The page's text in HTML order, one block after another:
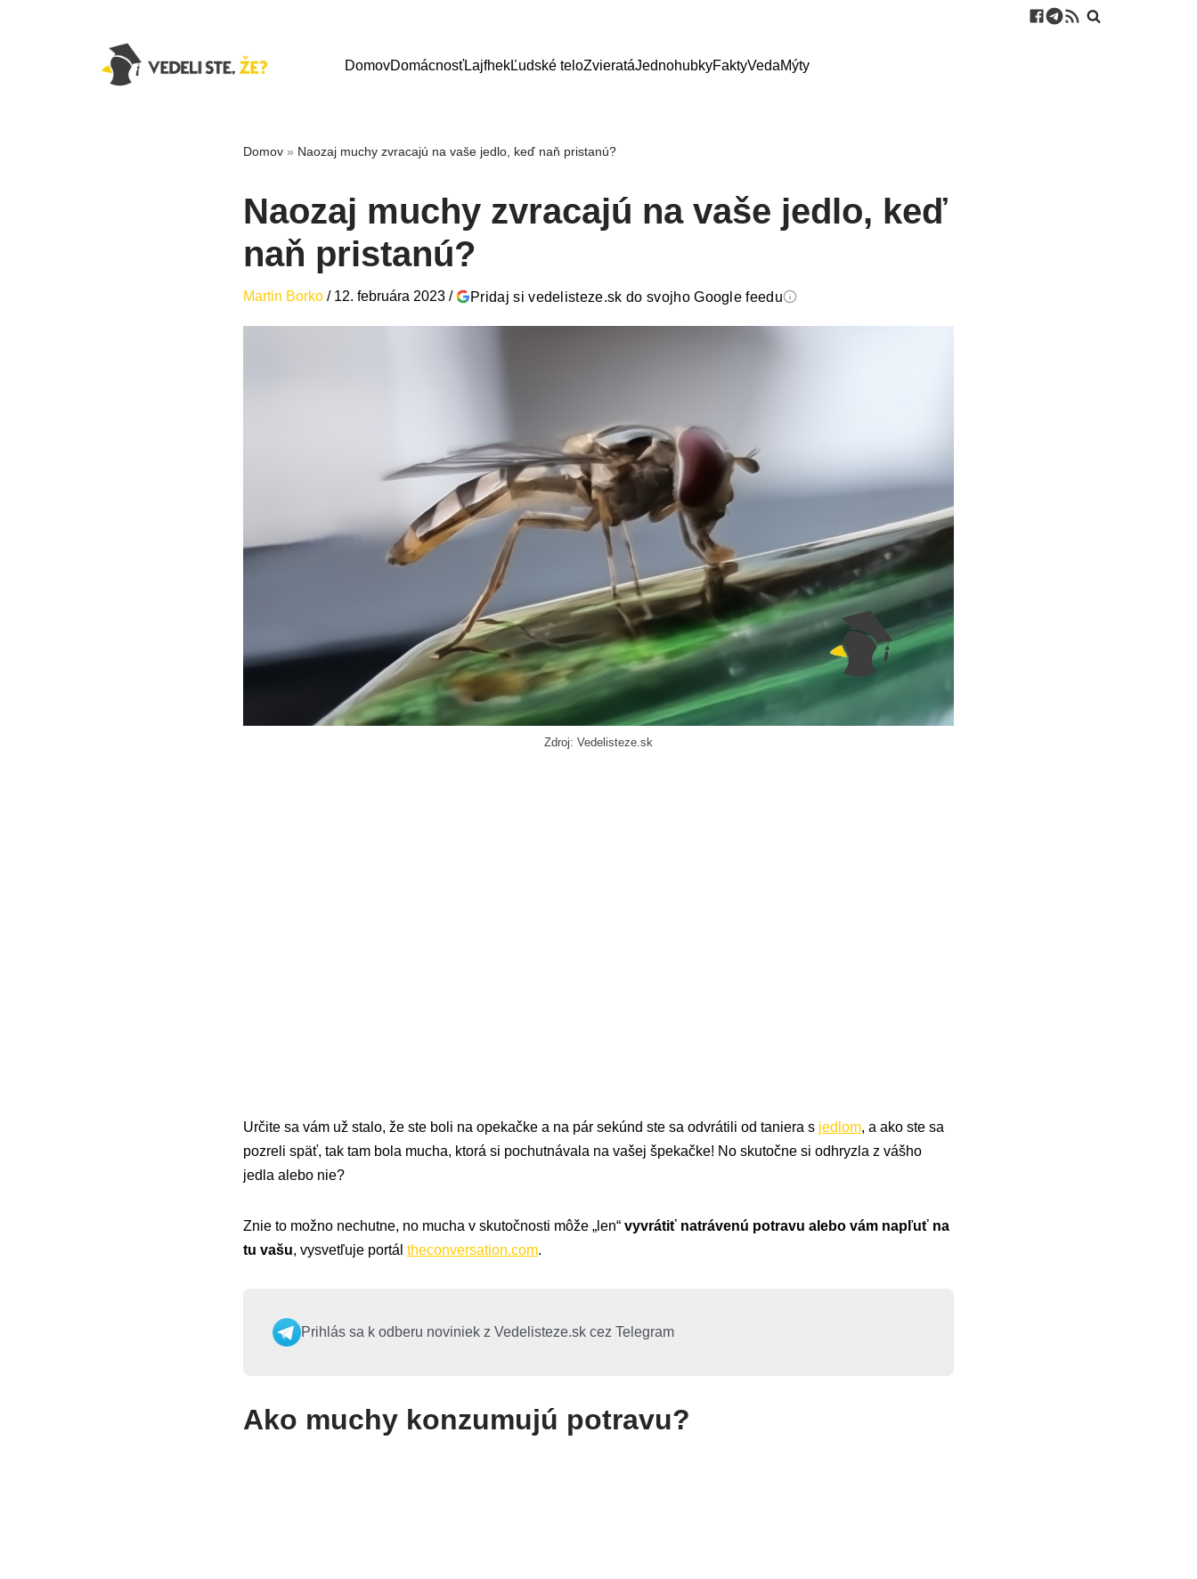
DomovDomácnosťLajfhekĽudské teloZvieratáJednohubkyFaktyVedaMýty
Domov » Naozaj muchy zvracajú na vaše jedlo, keď naň pristanú?
Naozaj muchy zvracajú na vaše jedlo, keď
naň pristanú?
Martin Borko / 12. februára 2023 / Pridaj si vedelisteze.sk do svojho Google feedu
Zdroj: Vedelisteze.sk
Určite sa vám už stalo, že ste boli na opekačke a na pár sekúnd ste sa odvrátili od taniera s jedlom, a ako ste sa
pozreli späť, tak tam bola mucha, ktorá si pochutnávala na vašej špekačke! No skutočne si odhryzla z vášho
jedla alebo nie?
Znie to možno nechutne, no mucha v skutočnosti môže „len“ vyvrátiť natrávenú potravu alebo vám napľuť na
tu vašu, vysvetľuje portál theconversation.com.
Prihlás sa k odberu noviniek z Vedelisteze.sk cez Telegram
Ako muchy konzumujú potravu?